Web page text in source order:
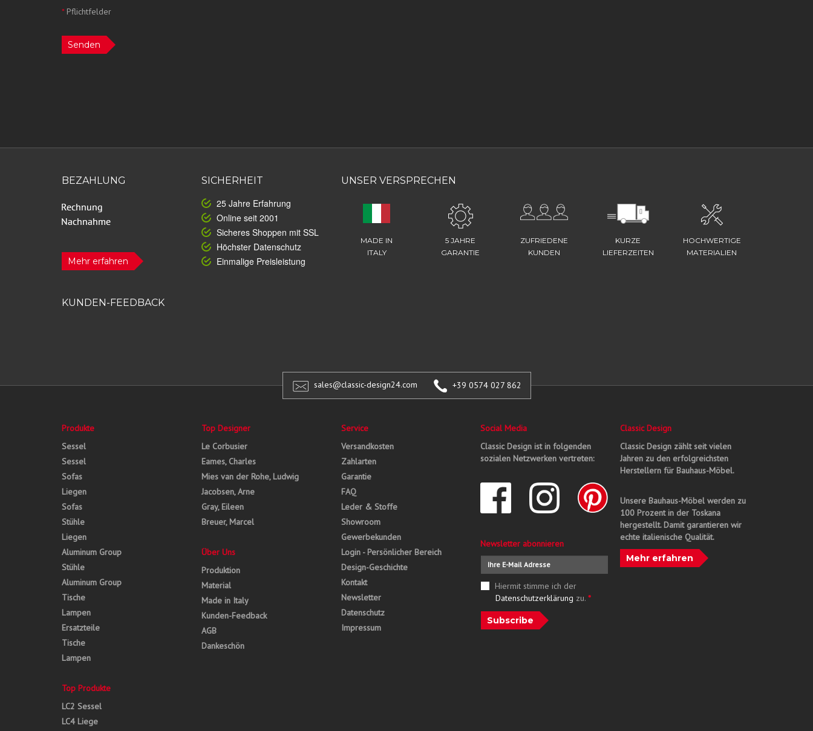
*Pflichtfelder
Senden
BEZAHLUNG
Mehr erfahren
SICHERHEIT
25 Jahre Erfahrung
Online seit 2001
Sicheres Shoppen mit SSL
Höchster Datenschutz
Einmalige Preisleistung
UNSER VERSPRECHEN
MADE IN
ITALY
5 JAHRE
GARANTIE
ZUFRIEDENE
KUNDEN
KURZE
LIEFERZEITEN
HOCHWERTIGE
MATERIALIEN
KUNDEN-FEEDBACK
sales@classic-design24.com +39 0574 027 862
Produkte
Sessel
Sessel
Sofas
Liegen
Sofas
Stühle
Liegen
Aluminum Group
Stühle
Aluminum Group
Tische
Lampen
Ersatzteile
Tische
Lampen
Top Produkte
LC2 Sessel
LC4 Liege
Top Designer
Le Corbusier
Eames, Charles
Mies van der Rohe, Ludwig
Jacobsen, Arne
Gray, Eileen
Breuer, Marcel
Über Uns
Produktion
Material
Made in Italy
Kunden-Feedback
AGB
Dankeschön
Service
Versandkosten
Zahlarten
Garantie
FAQ
Leder & Stoffe
Showroom
Gewerbekunden
Login - Persönlicher Bereich
Design-Geschichte
Kontakt
Newsletter
Datenschutz
Impressum
Social Media
Classic Design ist in folgenden
sozialen Netzwerken vertreten:
Newsletter abonnieren
Hiermit stimme ich der
Datenschutzerklärung zu. *
Subscribe
Classic Design
Classic Design zählt seit vielen
Jahren zu den erfolgreichsten
Herstellern für Bauhaus-Möbel.
Unsere Bauhaus-Möbel werden zu
100 Prozent in der Toskana
hergestellt. Damit garantieren wir
echte italienische Qualität.
Mehr erfahren